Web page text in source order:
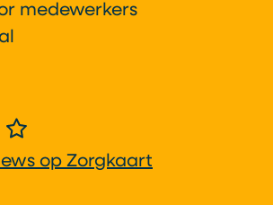
medewerkers
op Zorgkaart